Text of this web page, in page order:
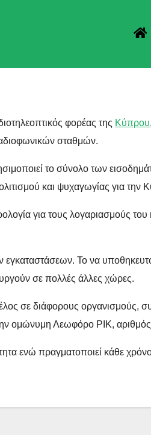
φορέας της Κύπρου
σταθμών.
το σύνολο των
και ψυχαγωγίας για την
για τους λογαριασμούς
Το να
σε πολλές άλλες χώρες.
σε διάφορους οργανισμούς,
ομώνυμη Λεωφόρο ΡΙΚ, αριθμός
ενώ πραγματοποιεί κάθε